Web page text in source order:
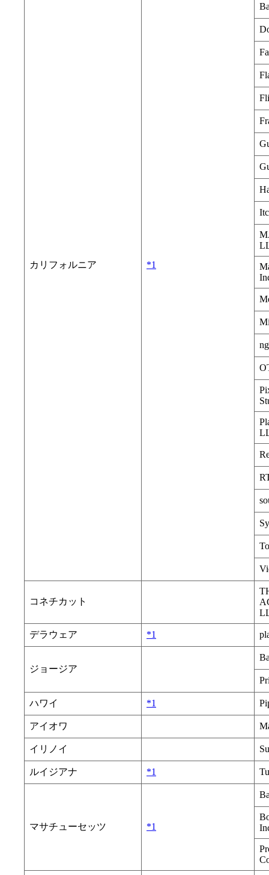
カリフォルニア *1
コネチカット
デラウェア *1
ジョージア
ハワイ *1
アイオワ
イリノイ
ルイジアナ *1
マサチューセッツ *1